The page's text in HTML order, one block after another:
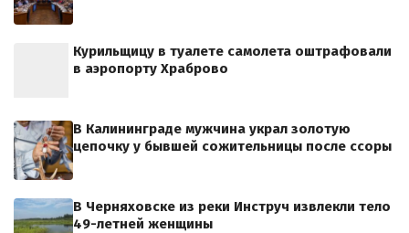
Курильщицу в туалете самолета оштрафовали
в аэропорту Храброво
В Калининграде мужчина украл золотую
цепочку у бывшей сожительницы после ссоры
В Черняховске из реки Инструч извлекли тело
49-летней женщины